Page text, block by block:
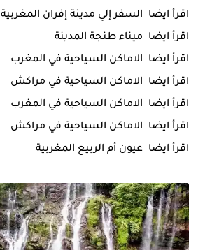
اقرأ ايضا السفر إلي مدينة إفران المغربية
اقرأ ايضا ميناء طنجة المدينة
اقرأ ايضا
الاماكن السياحية في المغرب
اقرأ ايضا
الاماكن السياحية في مراكش
اقرأ ايضا
الاماكن السياحية في المغرب
اقرأ ايضا
الاماكن السياحية في مراكش
اقرأ ايضا عيون أم الربيع المغربية